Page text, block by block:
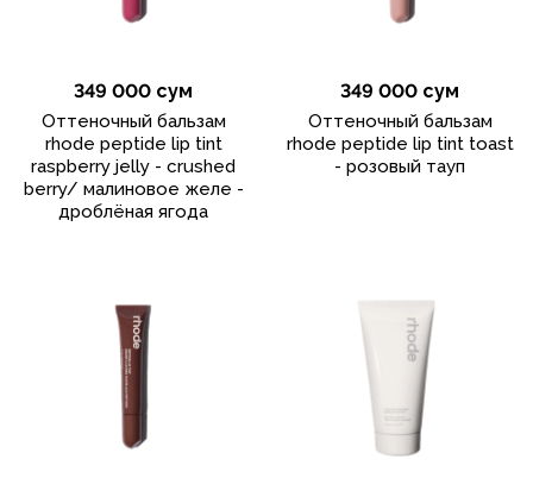
349 000 сум
Оттеночный бальзам
rhode peptide lip tint
raspberry jelly - crushed
berry/ малиновое желе -
дроблёная ягода
349 000 сум
Оттеночный бальзам
rhode peptide lip tint toast
- розовый тауп